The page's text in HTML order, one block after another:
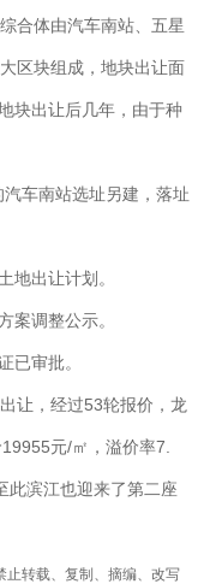
合体由汽车南站、五星
区块组成，地块出让面
块出让后几年，由于种
车南站选址另建，落址
地出让计划。
案调整公示。
已审批。
让，经过53轮报价，龙
元/㎡，溢价率7.
此滨江也迎来了第二座
止转载、复制、摘编、改写